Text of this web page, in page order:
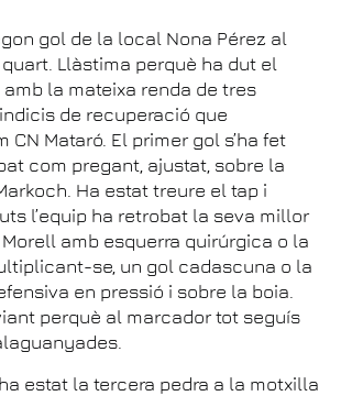
gol de la local Nona Pérez al
Llàstima perquè ha dut el
la mateixa renda de tres
de recuperació que
CN Mataró. El primer gol s’ha fet
com pregant, ajustat, sobre la
Ha estat treure el tap i
l’equip ha retrobat la seva millor
amb esquerra quirúrgica o la
se, un gol cadascuna o la
en pressió i sobre la boia.
perquè al marcador tot seguís
estat la tercera pedra a la motxilla